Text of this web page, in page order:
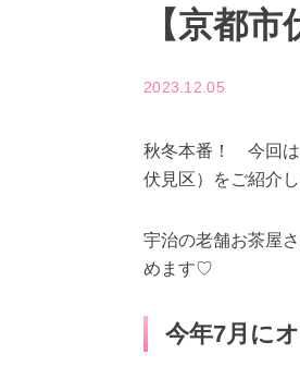
【京都市
2023.12.05
秋冬本番！ 今回は
伏見区）をご紹介し
宇治の老舗お茶屋
めます♡
今年7月に